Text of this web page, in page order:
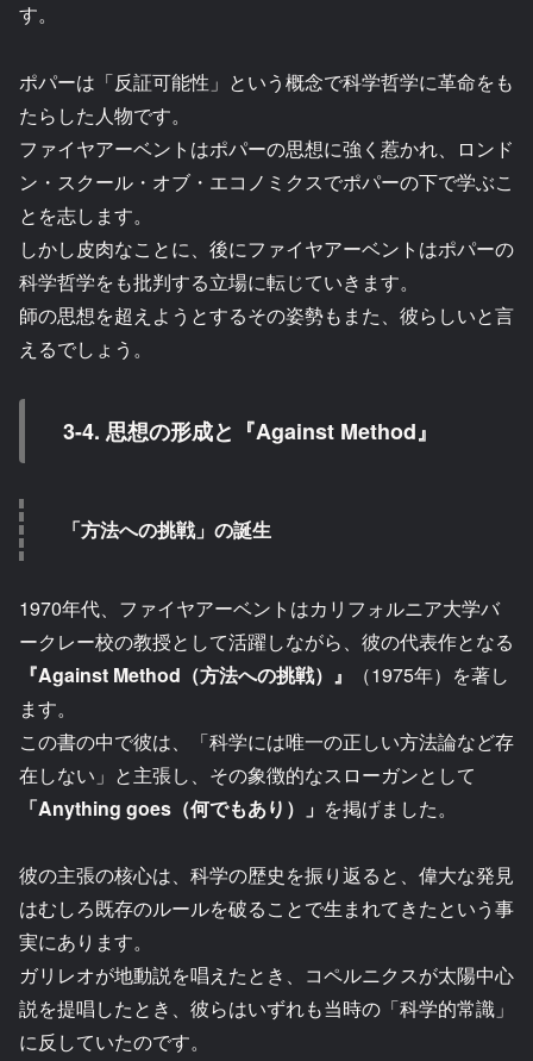
す。
ポパーは「反証可能性」という概念で科学哲学に革命をも
たらした人物です。
ファイヤアーベントはポパーの思想に強く惹かれ、ロンド
ン・スクール・オブ・エコノミクスでポパーの下で学ぶこ
とを志します。
しかし皮肉なことに、後にファイヤアーベントはポパーの
科学哲学をも批判する立場に転じていきます。
師の思想を超えようとするその姿勢もまた、彼らしいと言
えるでしょう。
3-4. 思想の形成と『Against Method』
「方法への挑戦」の誕生
1970年代、ファイヤアーベントはカリフォルニア大学バ
ークレー校の教授として活躍しながら、彼の代表作となる
『Against Method（方法への挑戦）』
（1975年）を著し
ます。
この書の中で彼は、「科学には唯一の正しい方法論など存
在しない」と主張し、その象徴的なスローガンとして
「Anything goes（何でもあり）」 を掲げました。
彼の主張の核心は、科学の歴史を振り返ると、偉大な発見
はむしろ既存のルールを破ることで生まれてきたという事
実にあります。
ガリレオが地動説を唱えたとき、コペルニクスが太陽中心
説を提唱したとき、彼らはいずれも当時の「科学的常識」
に反していたのです。